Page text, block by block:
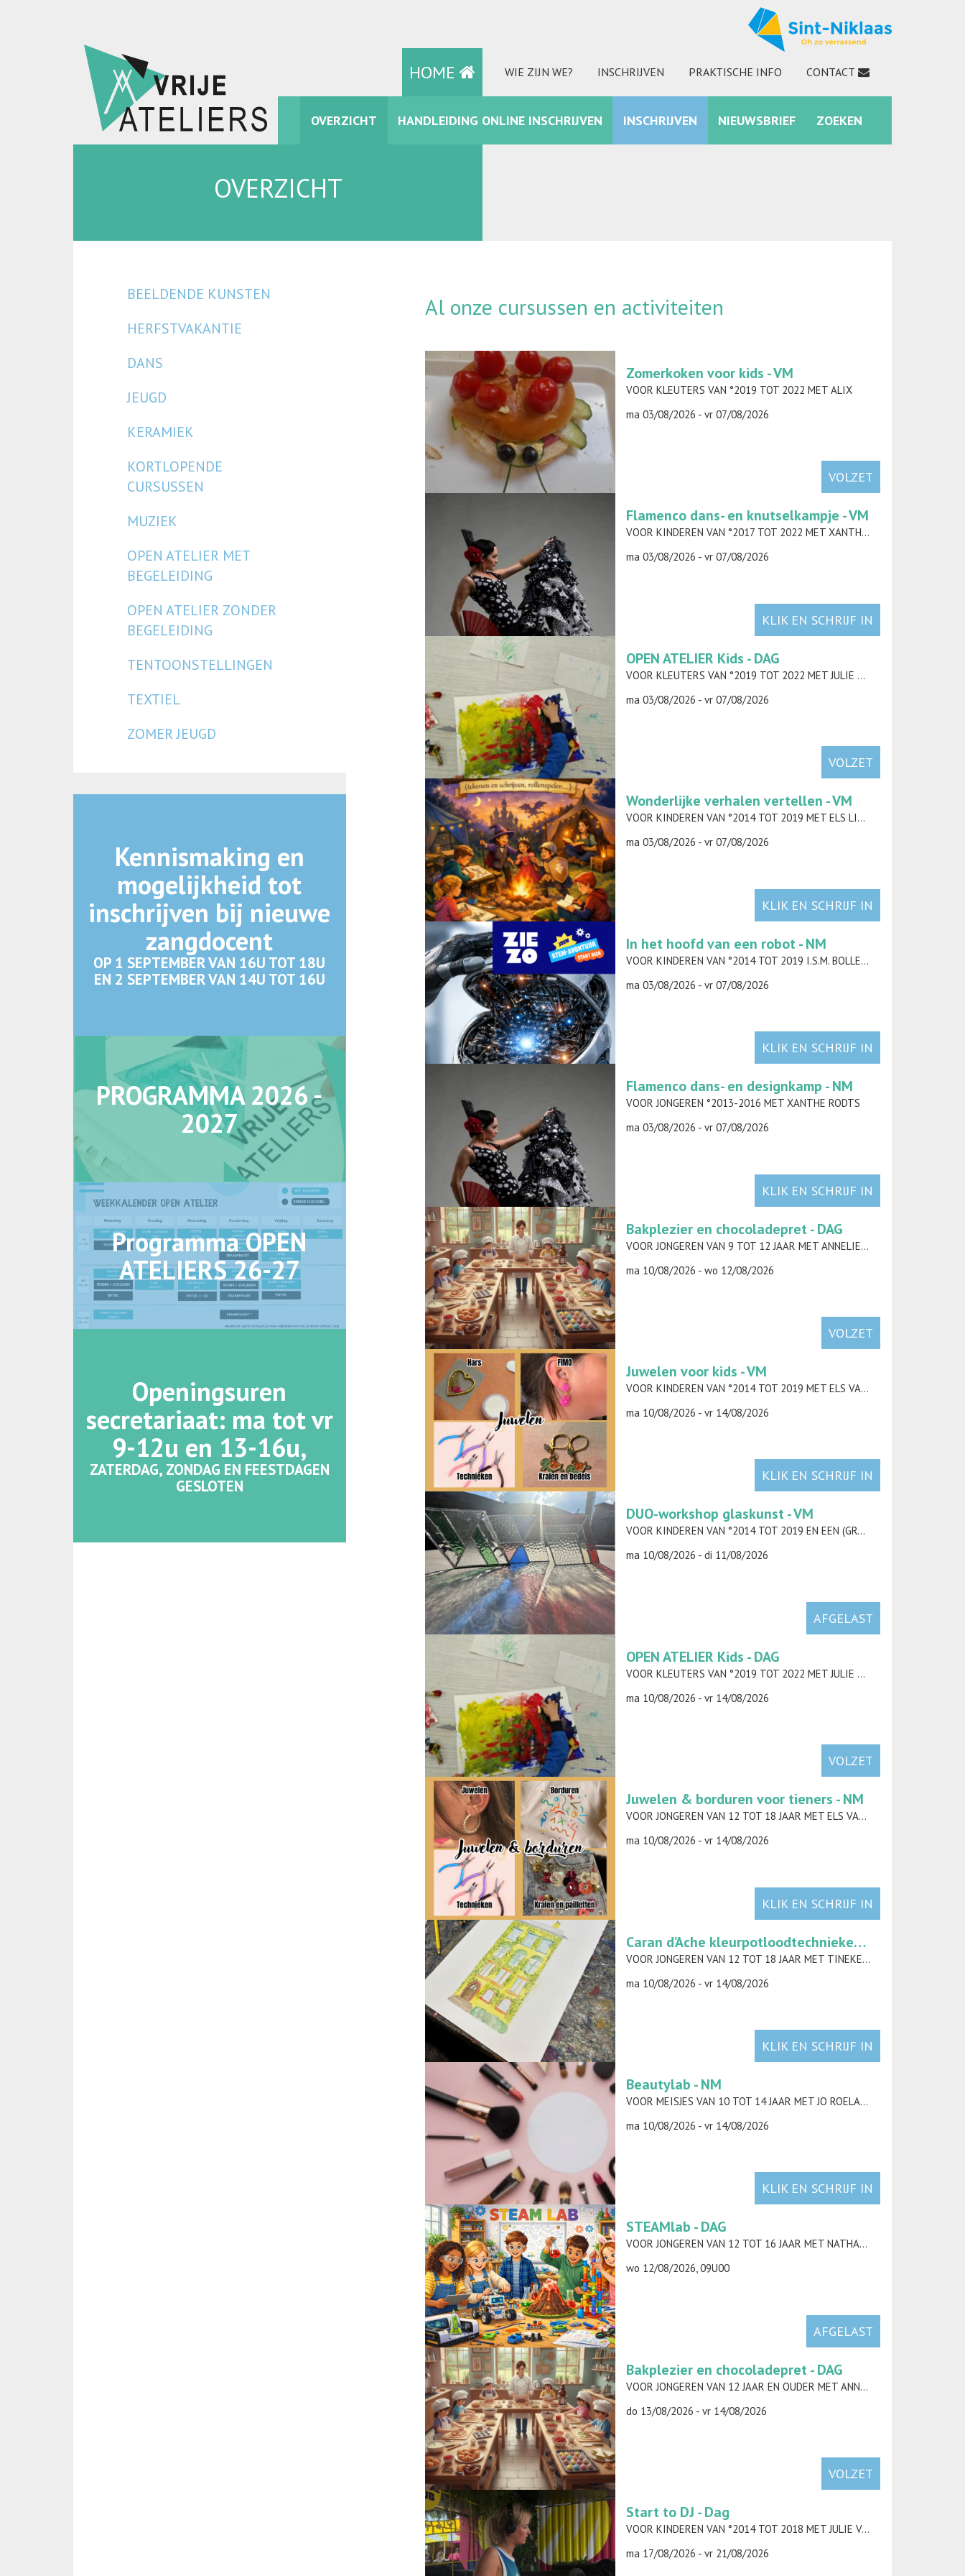
HOME WIE ZIJN WE? INSCHRIJVEN PRAKTISCHE INFO CONTACT
FACEBOOK INSTAGRAM ZOEKEN
OVERZICHT HANDLEIDING ONLINE INSCHRIJVEN INSCHRIJVEN NIEUWSBRIEF ZOEKEN
OVERZICHT
Al onze cursussen en activiteiten
VOLZET
Zomerkoken voor kids - VM
VOOR KLEUTERS VAN °2019 TOT 2022 MET ALIX
ma 03/08/2026 - vr 07/08/2026
KLIK EN SCHRIJF IN
Flamenco dans- en knutselkampje - VM
VOOR KINDEREN VAN °2017 TOT 2022 MET XANTHE RODTS
ma 03/08/2026 - vr 07/08/2026
VOLZET
OPEN ATELIER Kids - DAG
VOOR KLEUTERS VAN °2019 TOT 2022 MET JULIE DAELMAN
ma 03/08/2026 - vr 07/08/2026
KLIK EN SCHRIJF IN
Wonderlijke verhalen vertellen - VM
VOOR KINDEREN VAN °2014 TOT 2019 MET ELS LIEKENS
ma 03/08/2026 - vr 07/08/2026
KLIK EN SCHRIJF IN
In het hoofd van een robot - NM
VOOR KINDEREN VAN °2014 TOT 2019 I.S.M. BOLLEBUS
ma 03/08/2026 - vr 07/08/2026
KLIK EN SCHRIJF IN
Flamenco dans- en designkamp - NM
VOOR JONGEREN °2013-2016 MET XANTHE RODTS
ma 03/08/2026 - vr 07/08/2026
VOLZET
Bakplezier en chocoladepret - DAG
VOOR JONGEREN VAN 9 TOT 12 JAAR MET ANNELIES TORFS
ma 10/08/2026 - wo 12/08/2026
KLIK EN SCHRIJF IN
Juwelen voor kids - VM
VOOR KINDEREN VAN °2014 TOT 2019 MET ELS VAN DEN BOSSCHE (AMORELS)
ma 10/08/2026 - vr 14/08/2026
AFGELAST
DUO-workshop glaskunst - VM
VOOR KINDEREN VAN °2014 TOT 2019 EN EEN (GROOT)OUDER MET SARA JANSEN
ma 10/08/2026 - di 11/08/2026
VOLZET
OPEN ATELIER Kids - DAG
VOOR KLEUTERS VAN °2019 TOT 2022 MET JULIE DAELMAN
ma 10/08/2026 - vr 14/08/2026
KLIK EN SCHRIJF IN
Juwelen & borduren voor tieners - NM
VOOR JONGEREN VAN 12 TOT 18 JAAR MET ELS VAN DEN BOSSCHE (AMORELS)
ma 10/08/2026 - vr 14/08/2026
KLIK EN SCHRIJF IN
Caran d’Ache kleurpotloodtechnieken - NM
VOOR JONGEREN VAN 12 TOT 18 JAAR MET TINEKE COPPENS
ma 10/08/2026 - vr 14/08/2026
KLIK EN SCHRIJF IN
Beautylab - NM
VOOR MEISJES VAN 10 TOT 14 JAAR MET JO ROELANDT
ma 10/08/2026 - vr 14/08/2026
AFGELAST
STEAMlab - DAG
VOOR JONGEREN VAN 12 TOT 16 JAAR MET NATHAN VAN ESBROECK
wo 12/08/2026, 09U00
VOLZET
Bakplezier en chocoladepret - DAG
VOOR JONGEREN VAN 12 JAAR EN OUDER MET ANNELIES TORFS
do 13/08/2026 - vr 14/08/2026
Start to DJ - Dag
VOOR KINDEREN VAN °2014 TOT 2018 MET JULIE VAN DER HEYDEN
ma 17/08/2026 - vr 21/08/2026
BEELDENDE KUNSTEN
HERFSTVAKANTIE
DANS
JEUGD
KERAMIEK
KORTLOPENDE
CURSUSSEN
MUZIEK
OPEN ATELIER MET
BEGELEIDING
OPEN ATELIER ZONDER
BEGELEIDING
TENTOONSTELLINGEN
TEXTIEL
ZOMER JEUGD
Kennismaking en
mogelijkheid tot
inschrijven bij nieuwe
zangdocent
OP 1 SEPTEMBER VAN 16U TOT 18U
EN 2 SEPTEMBER VAN 14U TOT 16U
PROGRAMMA 2026 -
2027
Programma OPEN
ATELIERS 26-27
Openingsuren
secretariaat: ma tot vr
9-12u en 13-16u,
ZATERDAG, ZONDAG EN FEESTDAGEN
GESLOTEN